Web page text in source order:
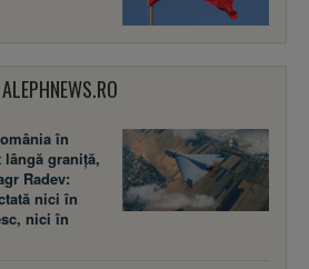
ALEPHNEWS.RO
în
graniță,
Radev:
nici în
nici în